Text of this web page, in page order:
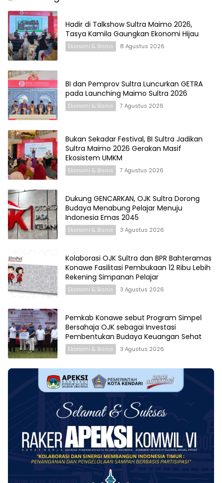
Hadir di Talkshow Sultra Maimo 2026,
Tasya Kamila Gaungkan Ekonomi Hijau
Ekonomi & Bisnis 8 Agustus 2026
BI dan Pemprov Sultra Luncurkan GETRA
pada Launching Maimo Sultra 2026
Ekonomi & Bisnis 7 Agustus 2026
Bukan Sekadar Festival, BI Sultra Jadikan
Sultra Maimo 2026 Gerakan Masif
Ekosistem UMKM
Ekonomi & Bisnis 7 Agustus 2026
Dukung GENCARKAN, OJK Sultra Dorong
Budaya Menabung Pelajar Menuju
Indonesia Emas 2045
Ekonomi & Bisnis 3 Agustus 2026
Kolaborasi OJK Sultra dan BPR Bahteramas
Konawe Fasilitasi Pembukaan 12 Ribu Lebih
Rekening Simpanan Pelajar
Ekonomi & Bisnis 3 Agustus 2026
Pemkab Konawe sebut Program Simpel
Bersahaja OJK sebagai Investasi
Pembentukan Budaya Keuangan Sehat
Ekonomi & Bisnis 3 Agustus 2026